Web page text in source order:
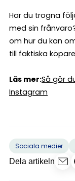
Har du trogna
med sin
om hur du kan
till faktiska
Läs mer:Så gör
Instagram
Sociala medier
Dela artikeln